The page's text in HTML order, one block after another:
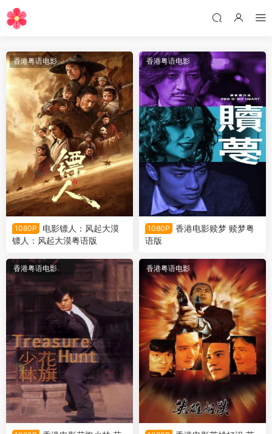
香港粤语电影
1080P
电影镖人：风起大漠
镖人：风起大漠粤语版
香港粤语电影
1080P
香港电影赎梦 赎梦粤
语版
香港粤语电影 香港粤语电影